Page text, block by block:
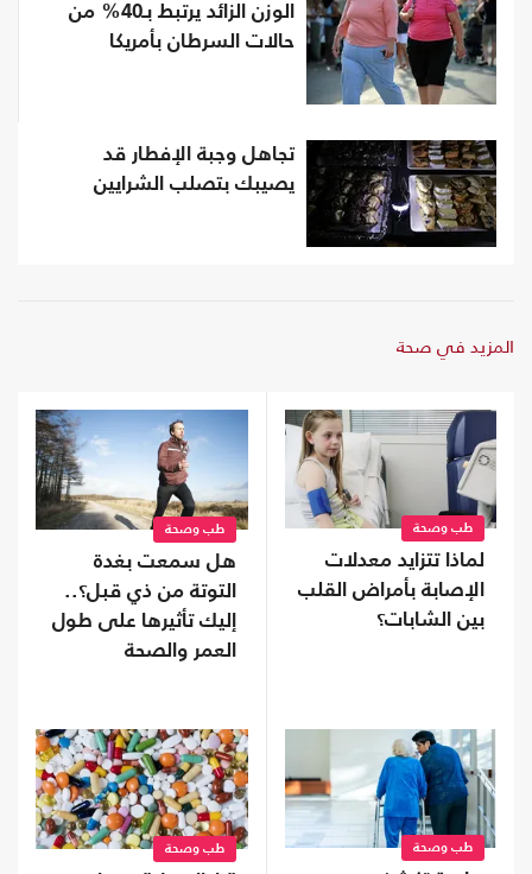
الوزن الزائد يرتبط بـ40% من
حالات السرطان بأمريكا
تجاهل وجبة الإفطار قد
يصيبك بتصلب الشرايين
المزيد في صحة
طب وصحة
لماذا تتزايد معدلات
الإصابة بأمراض القلب
بين الشابات؟
طب وصحة
هل سمعت بغدة
التوتة من ذي قبل؟..
إليك تأثيرها على طول
العمر والصحة
طب وصحة طب وصحة